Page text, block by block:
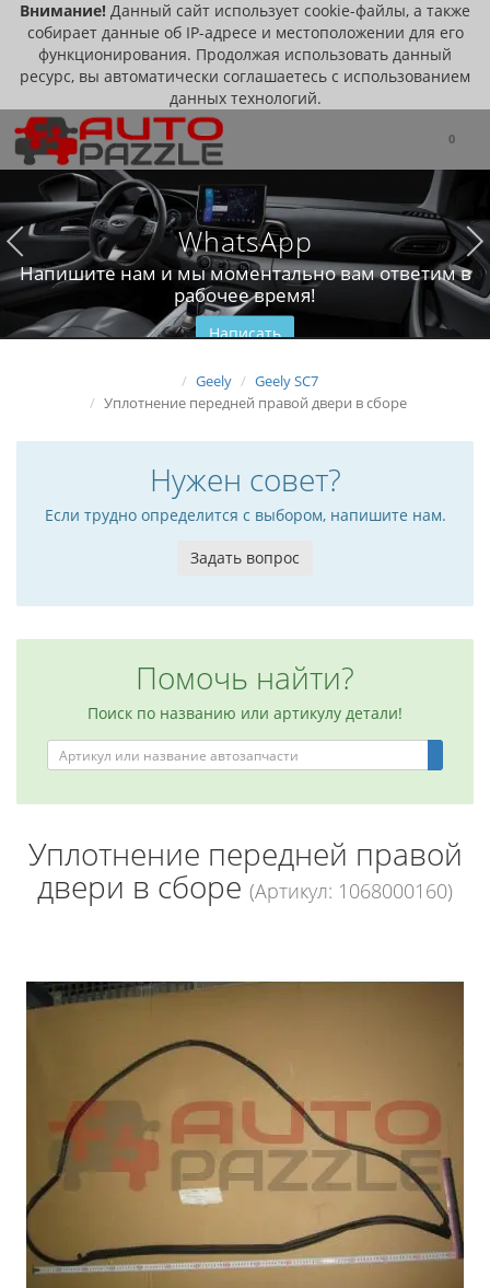
Внимание! Данный сайт использует cookie-файлы, а также
собирает данные об IP-адресе и местоположении для его
функционирования. Продолжая использовать данный
ресурс, вы автоматически соглашаетесь с использованием
данных технологий.
0
WhatsApp
Напишите нам и мы моментально вам ответим в
рабочее время!
Написать
Geely
Geely SC7
Уплотнение передней правой двери в сборе
Нужен совет?
Если трудно определится с выбором, напишите нам.
Задать вопрос
Помочь найти?
Поиск по названию или артикулу детали!
Уплотнение передней правой
двери в сборе(Артикул: 1068000160)